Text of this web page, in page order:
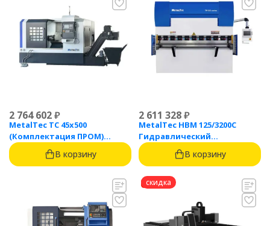
2 764 602₽
MetalTec ТС 45x500
(Комплектация ПРОМ)
токарный станок с ЧПУ с
наклонной станиной
В корзину
2 611 328₽
MetalTec HBM 125/3200C
Гидравлический
листогибочный пресс с
контроллером TP10S
В корзину
скидка